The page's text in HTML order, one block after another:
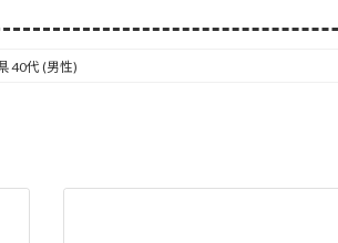
40代 (男性)